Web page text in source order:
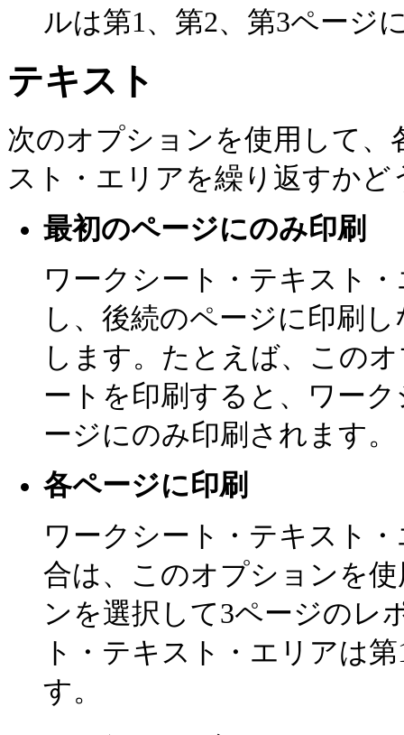
ルは第1、第2、第3ページ
テキスト
次のオプションを使用して
スト・エリアを繰り返すか
最初のページにのみ印刷
ワークシート・テキスト
し、後続のページに印刷
します。たとえば、この
ートを印刷すると、ワー
ージにのみ印刷されます。
各ページに印刷
ワークシート・テキスト
合は、このオプションを
ンを選択して3ページのレ
ト・テキスト・エリアは
す。